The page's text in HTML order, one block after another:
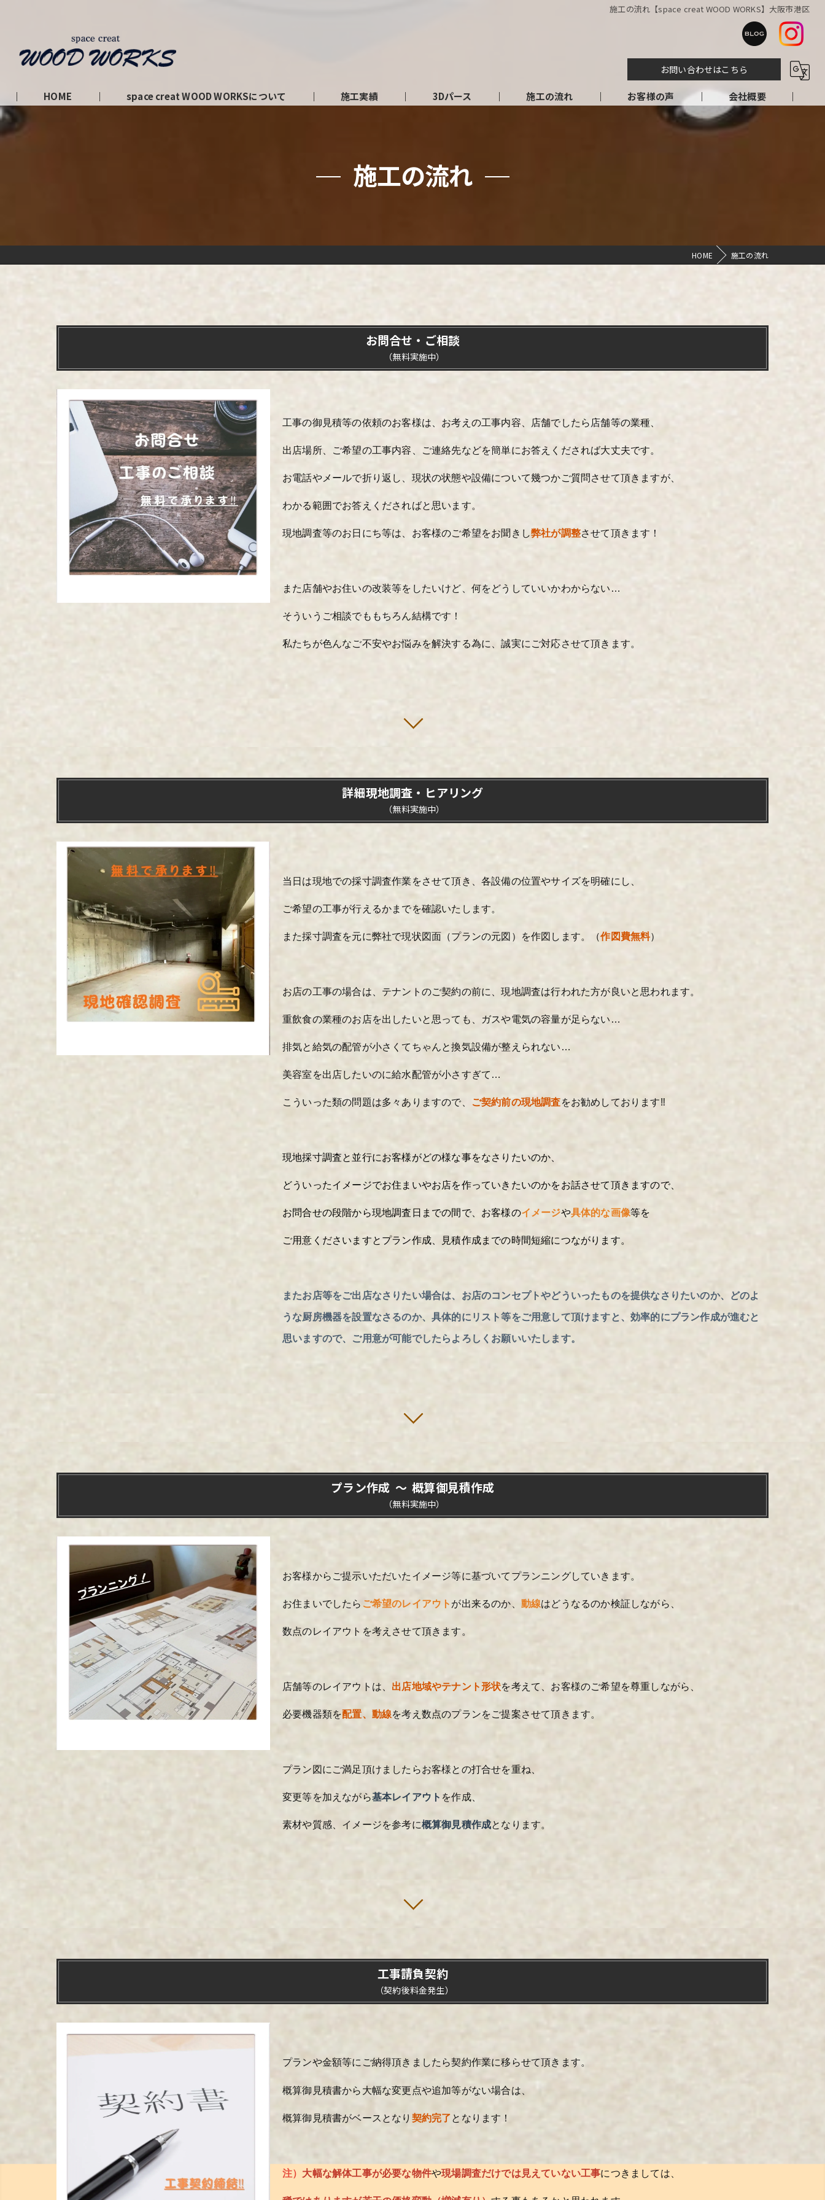
施工の流れ【space creat WOOD WORKS】大阪市港区
お問い合わせはこちら
HOME space creat WOOD WORKSについて 施工実績 3Dパース 施工の流れ お客様の声 会社概要
施工の流れ
HOME 施工の流れ
お問合せ・ご相談
（無料実施中）
工事の御見積等の依頼のお客様は、お考えの工事内容、店舗でしたら店舗等の業種、
出店場所、ご希望の工事内容、ご連絡先などを簡単にお答えくだされば大丈夫です。
お電話やメールで折り返し、現状の状態や設備について幾つかご質問させて頂きますが、
わかる範囲でお答えくださればと思います。
現地調査等のお日にち等は、お客様のご希望をお聞きし弊社が調整させて頂きます！
また店舗やお住いの改装等をしたいけど、何をどうしていいかわからない…
そういうご相談でももちろん結構です！
私たちが色んなご不安やお悩みを解決する為に、誠実にご対応させて頂きます。
詳細現地調査・ヒアリング
（無料実施中）
当日は現地での採寸調査作業をさせて頂き、各設備の位置やサイズを明確にし、
ご希望の工事が行えるかまでを確認いたします。
また採寸調査を元に弊社で現状図面（プランの元図）を作図します。（作図費無料）
お店の工事の場合は、テナントのご契約の前に、現地調査は行われた方が良いと思われます。
重飲食の業種のお店を出したいと思っても、ガスや電気の容量が足らない…
排気と給気の配管が小さくてちゃんと換気設備が整えられない…
美容室を出店したいのに給水配管が小さすぎて…
こういった類の問題は多々ありますので、 ご契約前の現地調査をお勧めしております‼
現地採寸調査と並行にお客様がどの様な事をなさりたいのか、
どういったイメージでお住まいやお店を作っていきたいのかをお話させて頂きますので、
お問合せの段階から現地調査日までの間で、 お客様のイメージや具体的な画像等を
ご用意くださいますとプラン作成、見積作成までの時間短縮につながります。
またお店等をご出店なさりたい場合は、お店のコンセプトやどういったものを提供なさりたいのか、 どのよ
うな厨房機器を設置なさるのか、具体的にリスト等をご用意して頂けますと、効率的にプラン作成が進むと
思いますので、ご用意が可能でしたらよろしくお願いいたします。
プラン作成 ～ 概算御見積作成
（無料実施中）
お客様からご提示いただいたイメージ等に基づいてプランニングしていきます。
お住まいでしたら ご希望のレイアウト が出来るのか、 動線はどうなるのか検証しながら、
数点のレイアウトを考えさせて頂きます。
店舗等のレイアウトは、 出店地域やテナント形状を考えて、お客様のご希望を尊重しながら、
必要機器類を配置、動線を考え数点のプランをご提案させて頂きます。
プラン図にご満足頂けましたらお客様との打合せを重ね、
変更等を加えながら基本レイアウト を作成、
素材や質感、イメージを参考に概算御見積作成となります。
工事請負契約
（契約後料金発生）
プランや金額等にご納得頂きましたら契約作業に移らせて頂きます。
概算御見積書から大幅な変更点や追加等がない場合は、
概算御見積書がベースとなり 契約完了となります！
注） 大幅な解体工事が必要な物件や現場調査だけでは見えていない工事につきましては、